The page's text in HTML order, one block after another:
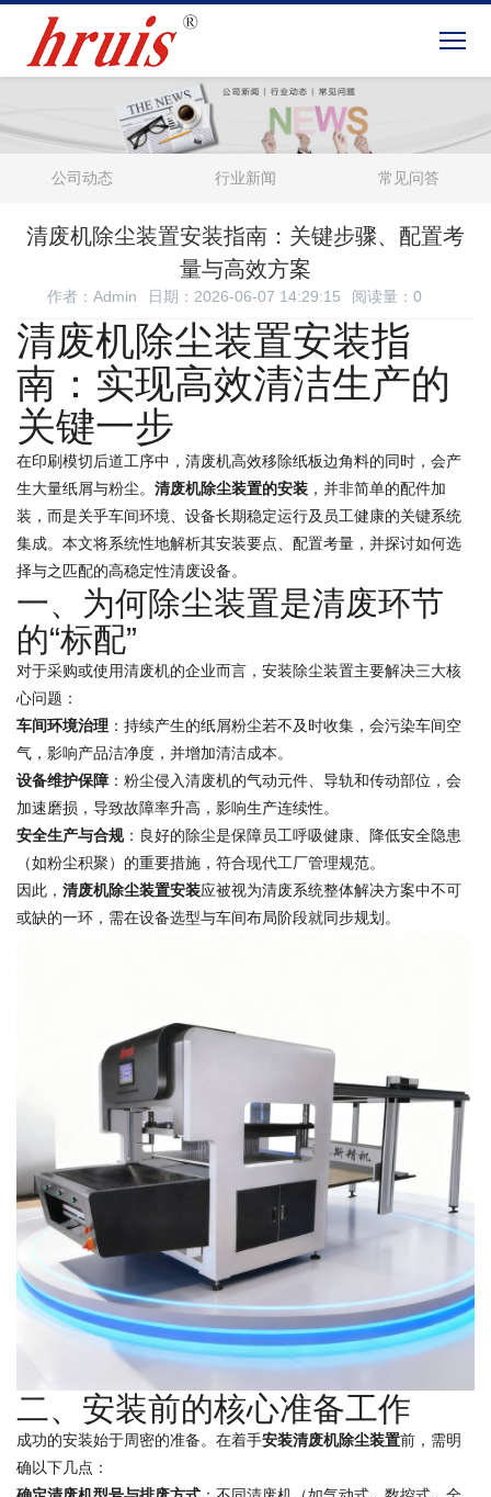
公司动态 行业新闻 常见问答
清废机除尘装置安装指南：关键步骤、配置考
量与高效方案
作者：Admin 日期：2026-06-07 14:29:15 阅读量： 0
清废机除尘装置安装指
南：实现高效清洁生产的
关键一步
在印刷模切后道工序中，清废机高效移除纸板边角料的同时，会产
生大量纸屑与粉尘。 清废机除尘装置的安装 ，并非简单的配件加
装，而是关乎车间环境、设备长期稳定运行及员工健康的关键系统
集成。本文将系统性地解析其安装要点、配置考量，并探讨如何选
择与之匹配的高稳定性清废设备。
一、为何除尘装置是清废环节
的“标配”
对于采购或使用清废机的企业而言，安装除尘装置主要解决三大核
心问题：
车间环境治理 ：持续产生的纸屑粉尘若不及时收集，会污染车间空
气，影响产品洁净度，并增加清洁成本。
设备维护保障 ：粉尘侵入清废机的气动元件、导轨和传动部位，会
加速磨损，导致故障率升高，影响生产连续性。
安全生产与合规：良好的除尘是保障员工呼吸健康、降低安全隐患
（如粉尘积聚）的重要措施，符合现代工厂管理规范。
因此， 清废机除尘装置安装应被视为清废系统整体解决方案中不可
或缺的一环，需在设备选型与车间布局阶段就同步规划。
二、安装前的核心准备工作
成功的安装始于周密的准备。在着手安装清废机除尘装置前，需明
确以下几点：